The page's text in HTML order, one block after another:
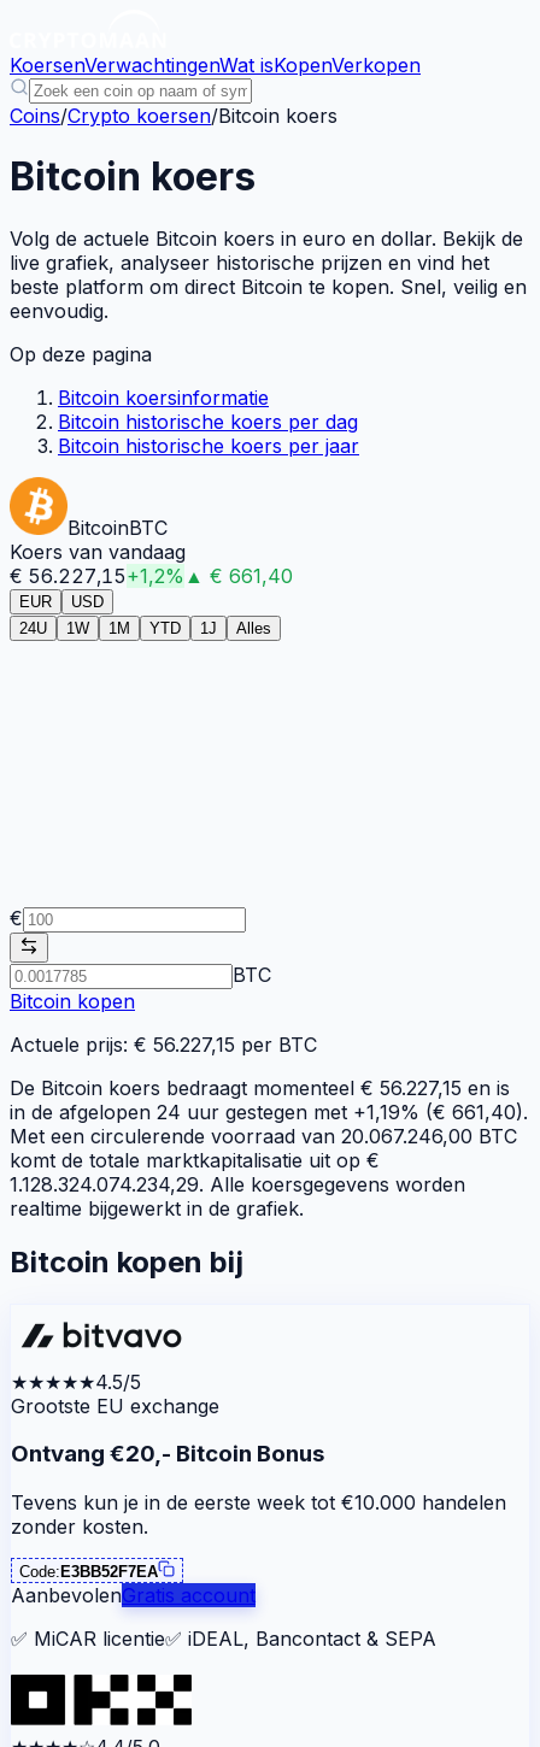
KoersenVerwachtingenWat isKopenVerkopen
Coins/Crypto koersen/Bitcoin koers
Bitcoin koers
Volg de actuele Bitcoin koers in euro en dollar. Bekijk de
live grafiek, analyseer historische prijzen en vind het
beste platform om direct Bitcoin te kopen. Snel, veilig en
eenvoudig.
Op deze pagina
Bitcoin koersinformatie
Bitcoin historische koers per dag
Bitcoin historische koers per jaar
BitcoinBTC
Koers van vandaag
€ 56.227,15+1,2% ▲ € 661,40
EUR
USD
24U
1W 1M YTD 1J Alles
€
BTC
Bitcoin kopen
Actuele prijs: € 56.227,15 per BTC
De Bitcoin koers bedraagt momenteel € 56.227,15 en is
in de afgelopen 24 uur gestegen met +1,19% (€ 661,40).
Met een circulerende voorraad van 20.067.246,00 BTC
komt de totale marktkapitalisatie uit op €
1.128.324.074.234,29. Alle koersgegevens worden
realtime bijgewerkt in de grafiek.
Bitcoin kopen bij
★★★★★4.5/5
Grootste EU exchange
Ontvang €20,- Bitcoin Bonus
Tevens kun je in de eerste week tot €10.000 handelen
zonder kosten.
Code: E3BB52F7EA
AanbevolenGratis account
✅ MiCAR licentie✅ iDEAL, Bancontact & SEPA